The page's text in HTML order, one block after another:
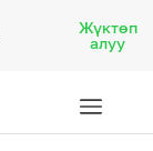
Жүктөп
алуу